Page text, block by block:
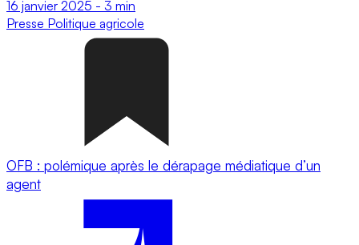
16 janvier 2025 - 3 min
Presse Politique agricole
OFB : polémique après le dérapage médiatique d’un
agent